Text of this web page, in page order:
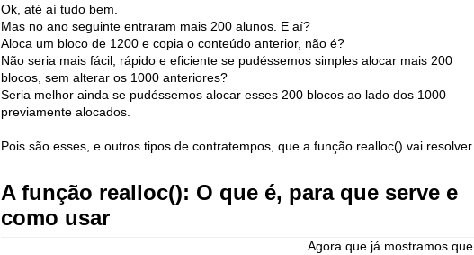
Ok, até aí tudo bem.
Mas no ano seguinte entraram mais 200 alunos. E aí?
Aloca um bloco de 1200 e copia o conteúdo anterior, não é?
Não seria mais fácil, rápido e eficiente se pudéssemos simples alocar mais 200
blocos, sem alterar os 1000 anteriores?
Seria melhor ainda se pudéssemos alocar esses 200 blocos ao lado dos 1000
previamente alocados.
Pois são esses, e outros tipos de contratempos, que a função realloc() vai resolver.
A função realloc(): O que é, para que serve e
como usar
Agora que já mostramos que